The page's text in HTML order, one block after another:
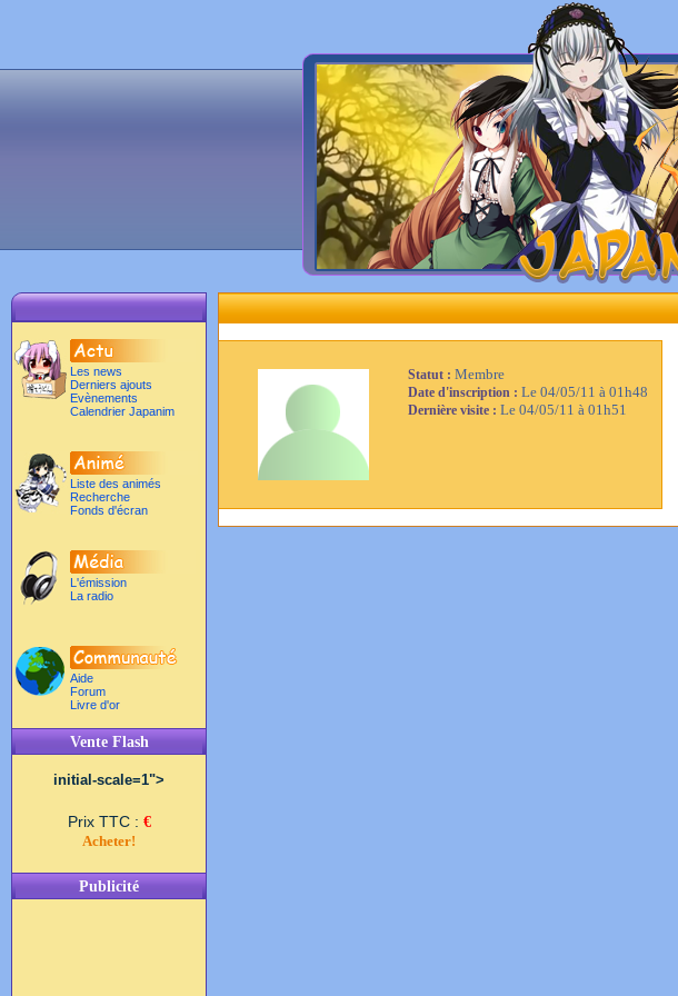
Les news
Derniers ajouts
Evènements
Calendrier Japanim
Liste des animés
Recherche
Fonds d'écran
L'émission
La radio
Aide
Forum
Livre d'or
Vente Flash
initial-scale=1">
Prix TTC : €
Acheter!
Publicité
Statut : Membre
Date d'inscription : Le 04/05/11 à 01h48
Dernière visite : Le 04/05/11 à 01h51